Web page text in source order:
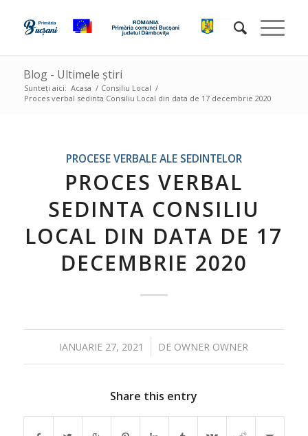
Blog - Ultimele știri
Sunteți aici: Acasa / Consiliu Local /
Proces verbal sedinta Consiliu Local din data de 17 decembrie 2020
PROCESE VERBALE ALE SEDINTELOR
PROCES VERBAL
SEDINTA CONSILIU
LOCAL DIN DATA DE 17
DECEMBRIE 2020
IANUARIE 27, 2021
/ DE OWNER OWNER
Share this entry